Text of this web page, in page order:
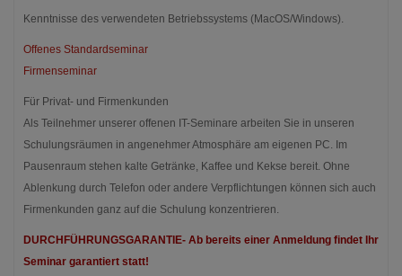
Kenntnisse des verwendeten Betriebssystems (MacOS/Windows).
Offenes Standardseminar
Firmenseminar
Für Privat- und Firmenkunden
Als Teilnehmer unserer offenen IT-Seminare arbeiten Sie in unseren
Schulungsräumen in angenehmer Atmosphäre am eigenen PC. Im
Pausenraum stehen kalte Getränke, Kaffee und Kekse bereit. Ohne
Ablenkung durch Telefon oder andere Verpflichtungen können sich auch
Firmenkunden ganz auf die Schulung konzentrieren.
DURCHFÜHRUNGSGARANTIE- Ab bereits einer Anmeldung findet Ihr
Seminar garantiert statt!